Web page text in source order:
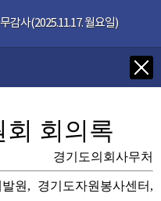
감사(2025.11.17. 월요일)
회의록
경기도의회사무처
원, 경기도자원봉사센터,